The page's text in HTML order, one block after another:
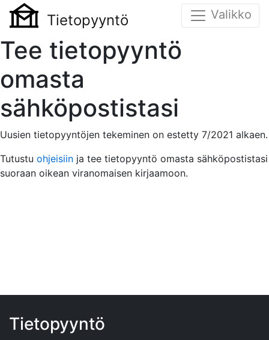
Tietopyyntö Valikko
Tee tietopyyntö
omasta
sähköpostistasi
Uusien tietopyyntöjen tekeminen on estetty 7/2021 alkaen.
Tutustu ohjeisiin ja tee tietopyyntö omasta sähköpostistasi
suoraan oikean viranomaisen kirjaamoon.
Tietopyyntö